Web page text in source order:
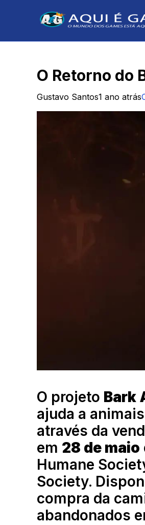
O Retorno do
Gustavo Santos1 ano atrás
O projeto Bark
ajuda a
através da
em 28 de maio
Humane
Society.
compra da
abandonados